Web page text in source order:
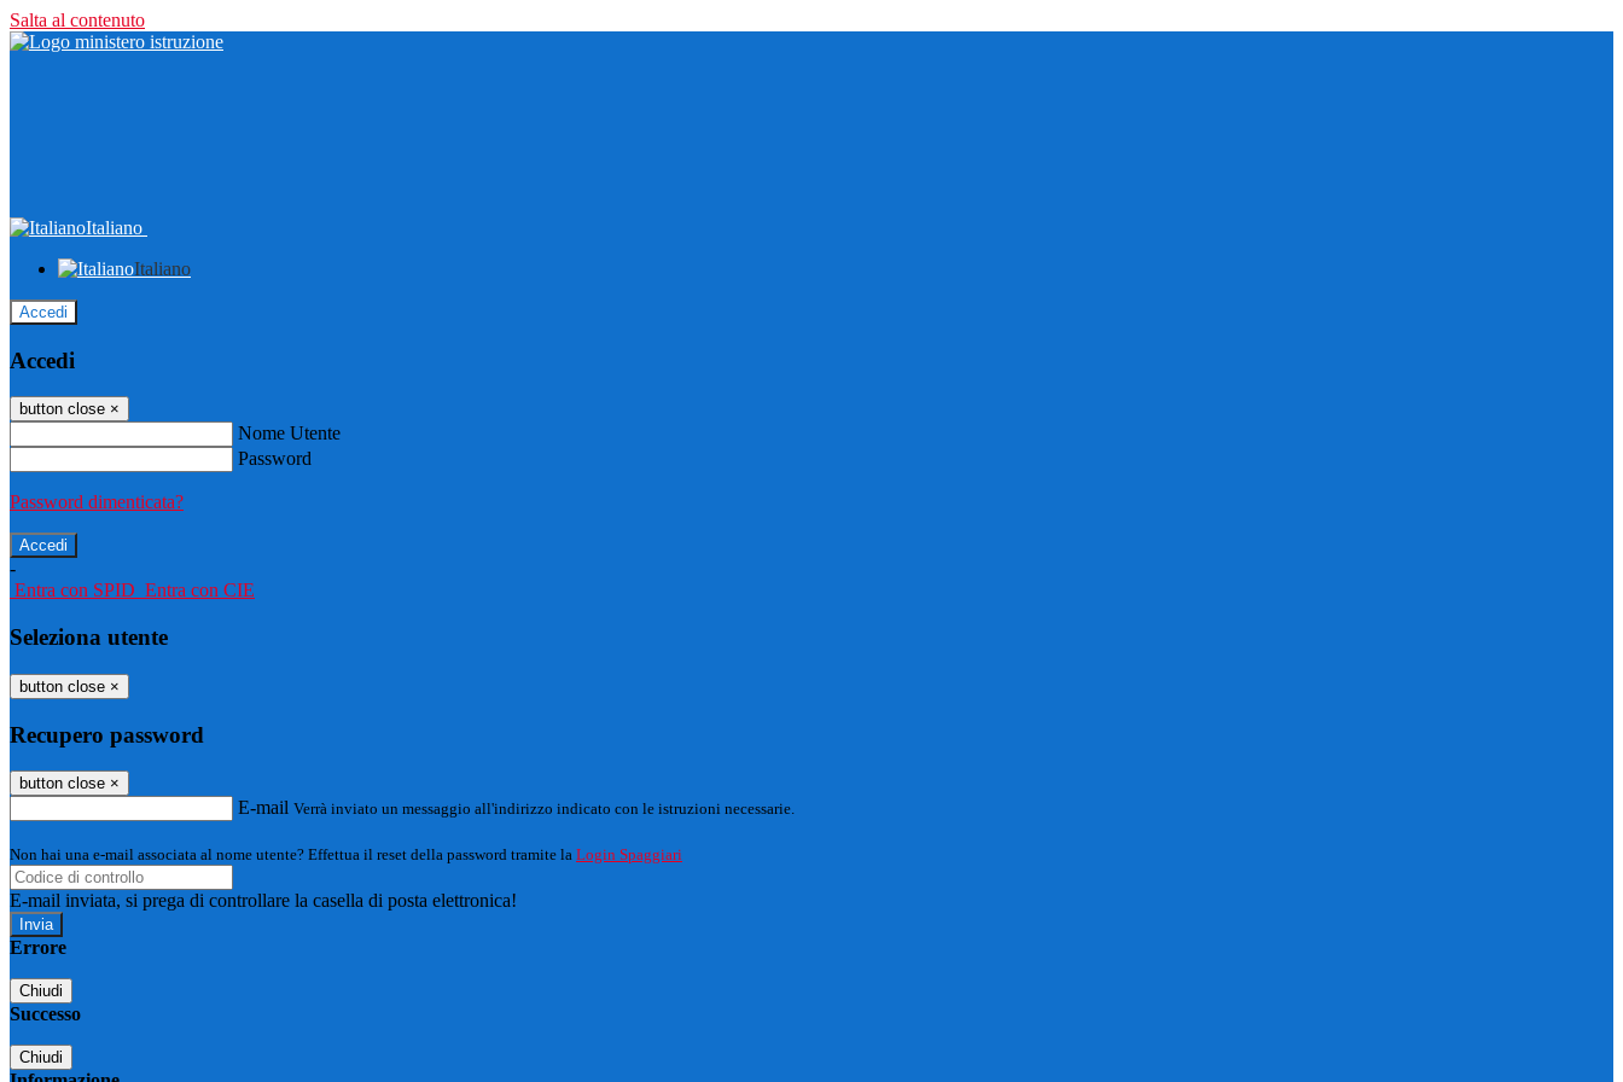
Salta al contenuto
Italiano
Italiano
Accedi
Accedi
button close ×
Nome Utente
Password
Password dimenticata?
-
Entra con SPID Entra con CIE
Seleziona utente
button close ×
Recupero password
button close ×
E-mail Verrà inviato un messaggio all'indirizzo indicato con le istruzioni necessarie.
Non hai una e-mail associata al nome utente? Effettua il reset della password tramite la Login Spaggiari
E-mail inviata, si prega di controllare la casella di posta elettronica!
Errore
Chiudi
Successo
Chiudi